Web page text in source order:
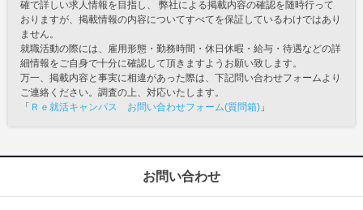
確で詳しい求人情報を目指し、 弊社による掲載内容の確認を随時行って
おりますが、掲載情報の内容についてすべてを保証しているわけではあり
ません。
就職活動の際には、雇用形態・勤務時間・休日休暇・給与・待遇などの詳
細情報をご自身で十分に確認して頂きますようお願い致します。
万一、掲載内容と事実に相違があった際は、下記問い合わせフォームより
ご連絡ください。調査の上、対応いたします。
「 Ｒｅ就活キャンパス お問い合わせフォーム(質問箱) 」
お問い合わせ